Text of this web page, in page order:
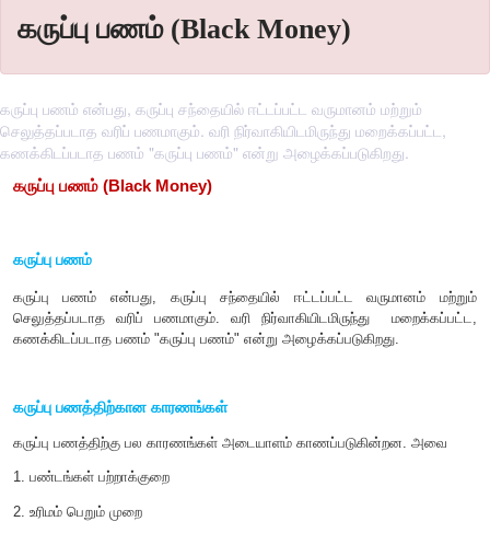
கருப்பு பணம் (Black Money)
கருப்பு பணம் என்பது, கருப்பு சந்தையில் ஈட்டப்பட்ட வருமானம் மற்றும்
செலுத்தப்படாத வரிப் பணமாகும். வரி நிர்வாகியிடமிருந்து மறைக்கப்பட்ட,
கணக்கிடப்படாத பணம் "கருப்பு பணம்" என்று அழைக்கப்படுகிறது.
கருப்பு பணம் (Black Money)
கருப்பு பணம்
செலுத்தப்படாத வரிப் பணமாகும். வரி
கணக்கிடப்படாத பணம் "கருப்பு பணம்" என்று